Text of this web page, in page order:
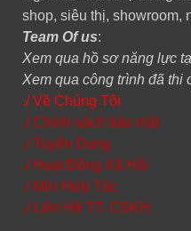
shop, siêu thị, showroom,
Team Of us:
Xem qua hồ sơ năng lực
Xem qua công trình đã thi
./ Về Chúng Tôi
./ Chính sách bảo mật
./ Tuyển Dụng
./ Hoạt Động Xã Hội
./ Mời Hợp Tác
./ Liên Hệ TT. CSKH